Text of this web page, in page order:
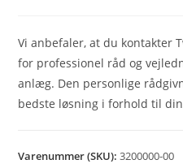
Vi anbefaler, at du kontakter
for professionel råd og
anlæg. Den personlige
bedste løsning i forhold til
Varenummer (SKU):3200000-00